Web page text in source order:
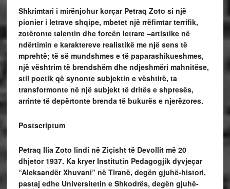
Shkrimtari i mirënjohur korçar Petraq Zoto si një
pionier i letrave shqipe, mbetet një rrëfimtar terrifik,
zotëronte talentin dhe forcën letrare –artistike në
ndërtimin e karaktereve realistikë me një sens të
mprehtë; të së mundshmes e të paparashikueshmes,
një vështrim të brendshëm dhe ndjeshmëri mahnitëse,
stil poetik që synonte subjektin e vështirë, ta
transformonte në një subjekt të dritës e shpresës,
arrinte të depërtonte brenda të bukurës e njerëzores.
Postscriptum
Petraq Ilia Zoto lindi në Ziçisht të Devollit më 20
dhjetor 1937. Ka kryer Institutin Pedagogjik dyvjeçar
“Aleksandër Xhuvani” në Tiranë, degën gjuhë-histori,
pastaj edhe Universitetin e Shkodrës, degën gjuhë-